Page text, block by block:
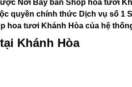
Nơi Bày bán Shop hoa tươi
quyền chính thức Dịch vụ số 1
hoa tươi Khánh Hòa của hệ
Khánh Hòa